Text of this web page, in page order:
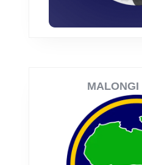
MALONGI